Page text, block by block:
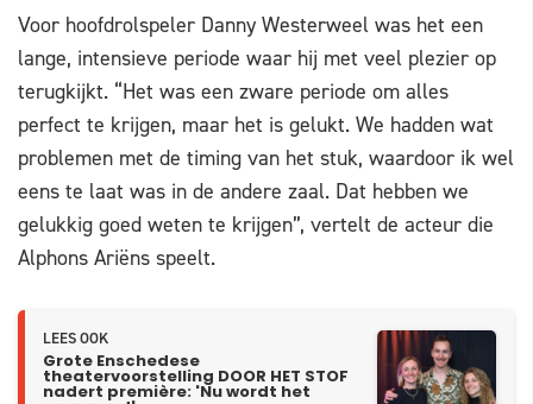
Voor hoofdrolspeler Danny Westerweel was het een
lange, intensieve periode waar hij met veel plezier op
terugkijkt. “Het was een zware periode om alles
perfect te krijgen, maar het is gelukt. We hadden wat
problemen met de timing van het stuk, waardoor ik wel
eens te laat was in de andere zaal. Dat hebben we
gelukkig goed weten te krijgen”, vertelt de acteur die
Alphons Ariëns speelt.
LEES OOK
Grote Enschedese
theatervoorstelling DOOR HET STOF
nadert première: 'Nu wordt het